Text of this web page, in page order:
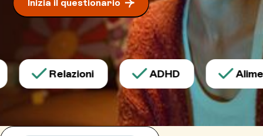
Inizia il questionario
Relazioni ADHD